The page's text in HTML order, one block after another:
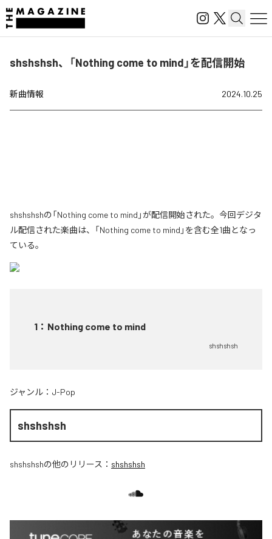
shshshsh、「Nothing come to mind」を配信開始
新曲情報 2024.10.25
shshshshの「Nothing come to mind」が配信開始された。今回デジタ
ル配信された楽曲は、「Nothing come to mind」を含む全1曲となっ
ている。
1 ： Nothing come to mind
shshshsh
ジャンル： J-Pop
shshshsh
shshshshの他のリリース： shshshsh